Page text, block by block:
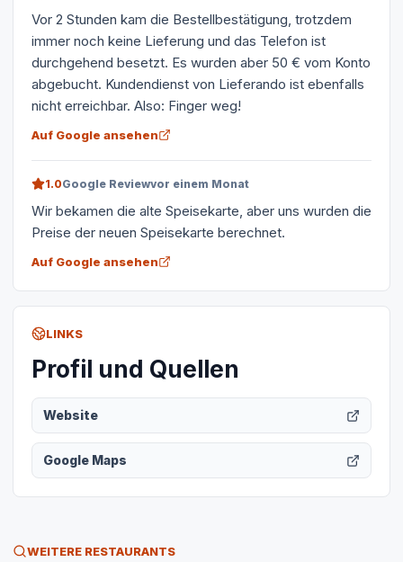
Vor 2 Stunden kam die Bestellbestätigung, trotzdem
immer noch keine Lieferung und das Telefon ist
durchgehend besetzt. Es wurden aber 50 € vom Konto
abgebucht. Kundendienst von Lieferando ist ebenfalls
nicht erreichbar. Also: Finger weg!
Auf Google ansehen
1.0Google Reviewvor einem Monat
Wir bekamen die alte Speisekarte, aber uns wurden die
Preise der neuen Speisekarte berechnet.
Auf Google ansehen
LINKS
Profil und Quellen
Website
Google Maps
WEITERE RESTAURANTS